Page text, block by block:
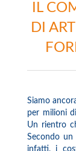
IL
DI
Siamo
per milioni
Un rientro
Secondo un
infatti, i